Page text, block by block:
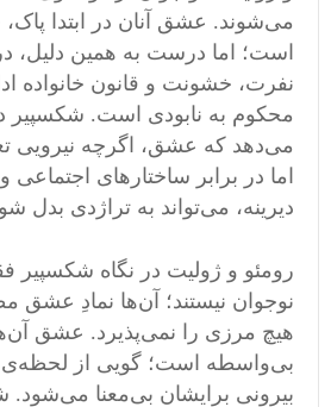
می‌شوند. عشق آنان در ابتدا
است؛ اما درست به همین دلیل،
نفرت، خشونت و قانون خانواده
محکوم به نابودی است. شکسپیر
می‌دهد که عشق، اگرچه نیرویی
اما در برابر ساختارهای
دیرینه، می‌تواند به تراژدی بدل
رومئو و ژولیت در نگاه
نوجوان نیستند؛ آن‌ها نمادِ عشق
هیچ مرزی را نمی‌پذیرد. عشق
بی‌واسطه است؛ گویی از لحظه‌ی
بیرونی برایشان بی‌معنا می‌شود.